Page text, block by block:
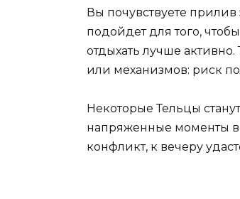
Вы почувствуете
подойдет для того,
отдыхать лучше
или механизмов: риск
Некоторые Тельцы
напряженные моменты
конфликт, к вечеру